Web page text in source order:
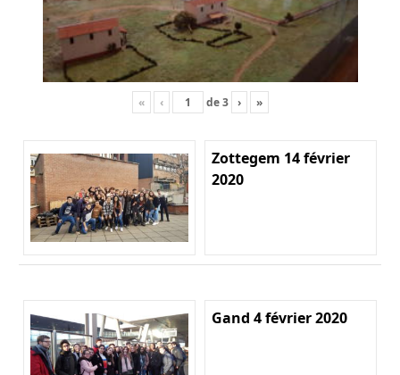
« ‹ de3 › »
Zottegem 14 février
2020
Gand 4 février 2020